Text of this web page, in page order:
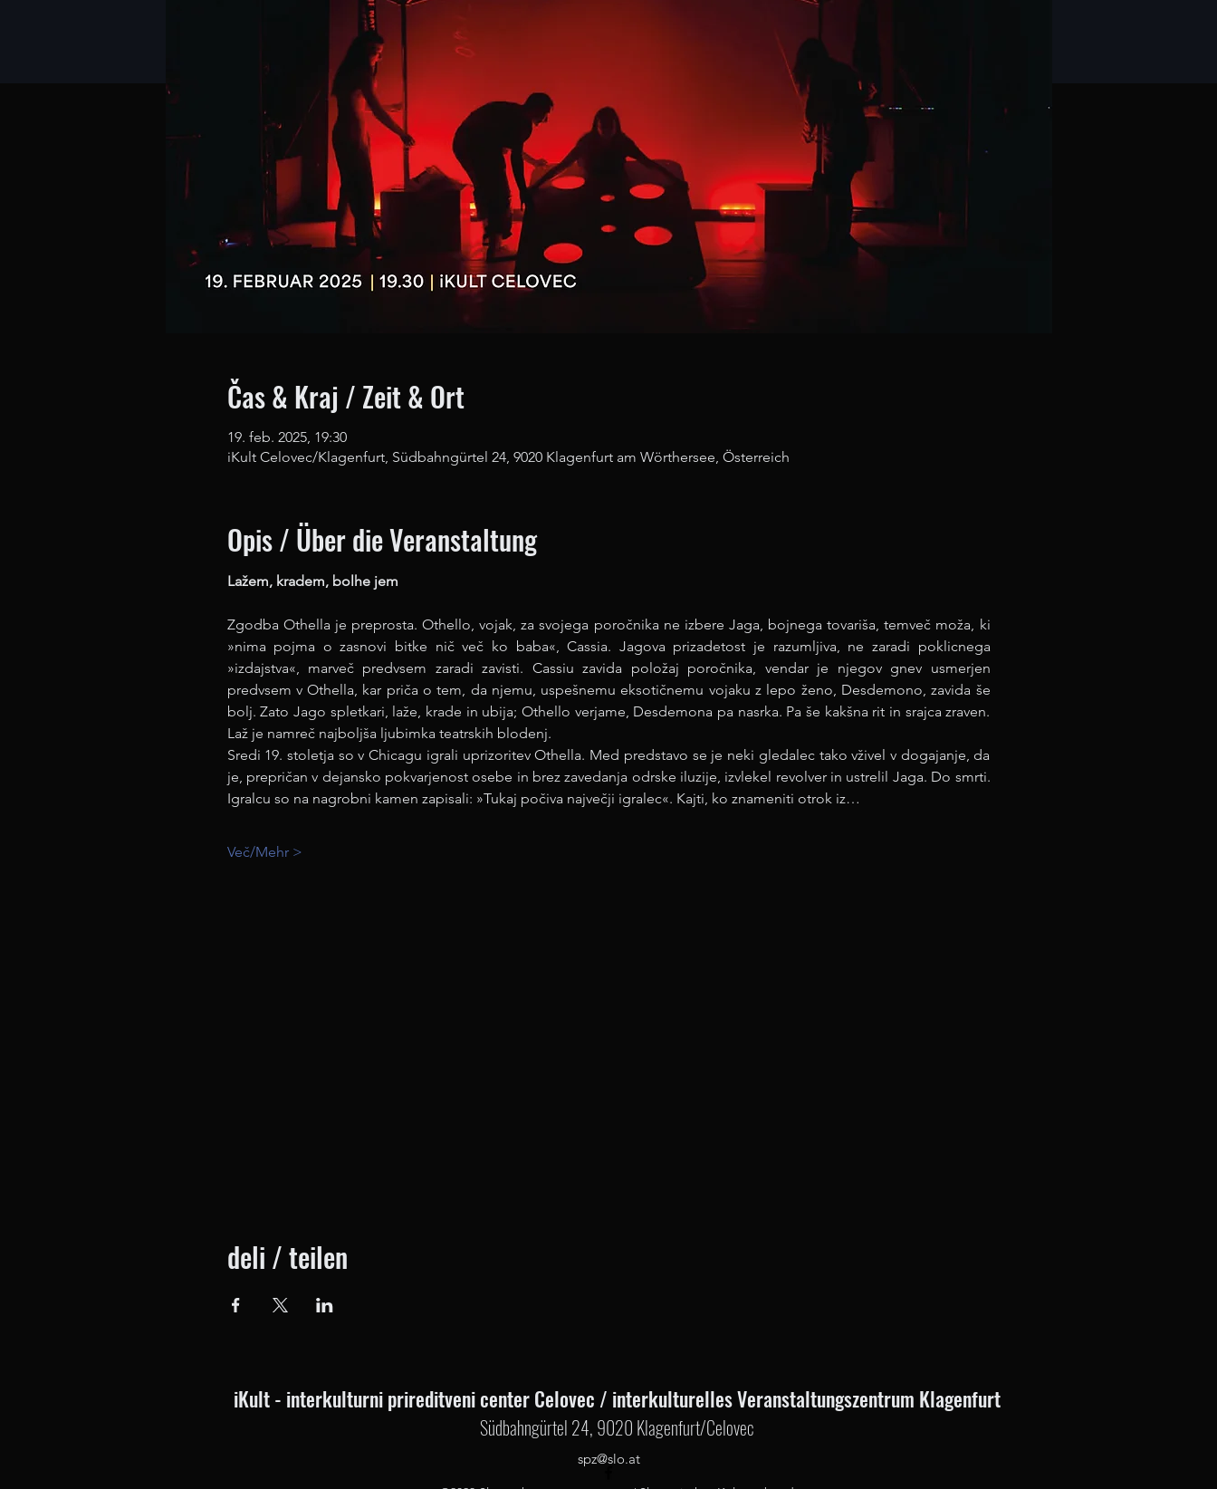
Čas & Kraj / Zeit & Ort
19. feb. 2025, 19:30
iKult Celovec/Klagenfurt, Südbahngürtel 24, 9020 Klagenfurt am Wörthersee, Österreich
Opis / Über die Veranstaltung
Lažem, kradem, bolhe jem
Zgodba Othella je preprosta. Othello, vojak, za svojega poročnika ne izbere Jaga, bojnega tovariša, temveč moža, ki
»nima pojma o zasnovi bitke nič več ko baba«, Cassia. Jagova prizadetost je razumljiva, ne zaradi poklicnega
»izdajstva«, marveč predvsem zaradi zavisti. Cassiu zavida položaj poročnika, vendar je njegov gnev usmerjen
predvsem v Othella, kar priča o tem, da njemu, uspešnemu eksotičnemu vojaku z lepo ženo, Desdemono, zavida še
bolj. Zato Jago spletkari, laže, krade in ubija; Othello verjame, Desdemona pa nasrka. Pa še kakšna rit in srajca zraven.
Laž je namreč najboljša ljubimka teatrskih blodenj.
Sredi 19. stoletja so v Chicagu igrali uprizoritev Othella. Med predstavo se je neki gledalec tako vživel v dogajanje, da
je, prepričan v dejansko pokvarjenost osebe in brez zavedanja odrske iluzije, izvlekel revolver in ustrelil Jaga. Do smrti.
Igralcu so na nagrobni kamen zapisali: »Tukaj počiva največji igralec«. Kajti, ko znameniti otrok iz…
Več/Mehr >
deli / teilen
iKult - interkulturni prireditveni center Celovec / interkulturelles Veranstaltungszentrum Klagenfurt
Südbahngürtel 24, 9020 Klagenfurt/Celovec
spz@slo.at